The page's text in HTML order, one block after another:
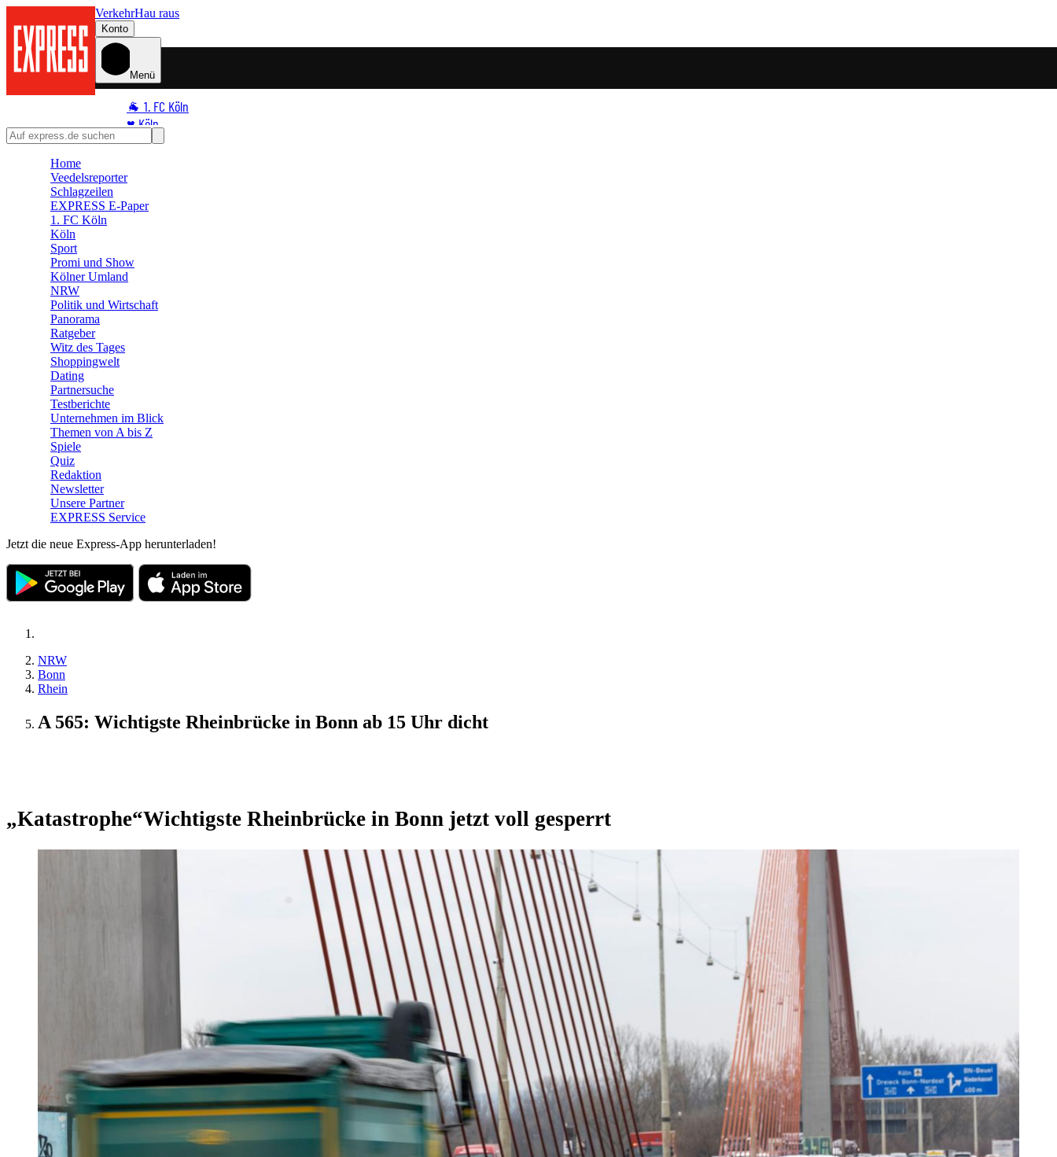
VerkehrHau raus
Konto
Menü
🐐 1. FC Köln
♥️ Köln
⭐ Promi
🛒 Shoppingwelt
🧩 Spiele
Home
Veedelsreporter
Schlagzeilen
EXPRESS E-Paper
1. FC Köln
Köln
Sport
Promi und Show
Kölner Umland
NRW
Politik und Wirtschaft
Panorama
Ratgeber
Witz des Tages
Shoppingwelt
Dating
Partnersuche
Testberichte
Unternehmen im Blick
Themen von A bis Z
Spiele
Quiz
Redaktion
Newsletter
Unsere Partner
EXPRESS Service
Jetzt die neue Express-App herunterladen!
NRW
Bonn
Rhein
A 565: Wichtigste Rheinbrücke in Bonn ab 15 Uhr dicht
„Katastrophe“Wichtigste Rheinbrücke in Bonn jetzt voll gesperrt